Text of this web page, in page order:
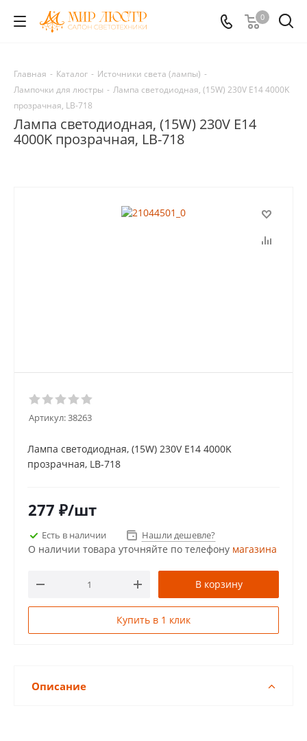
0
Главная - Каталог - Источники света (лампы) -
Лампочки для люстры - Лампа светодиодная, (15W) 230V E14 4000K
прозрачная, LB-718
Лампа светодиодная, (15W) 230V E14
4000K прозрачная, LB-718
Артикул:38263
Лампа светодиодная, (15W) 230V E14 4000K
прозрачная, LB-718
277 ₽/шт
Есть в наличии Нашли дешевле?
О наличии товара уточняйте по телефону магазина
В корзину
Купить в 1 клик
Описание